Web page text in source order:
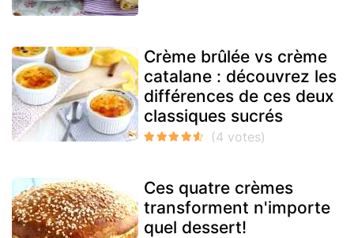
Crème brûlée vs crème
catalane : découvrez les
différences de ces deux
classiques sucrés
Ces quatre crèmes
transforment n'importe
quel dessert!